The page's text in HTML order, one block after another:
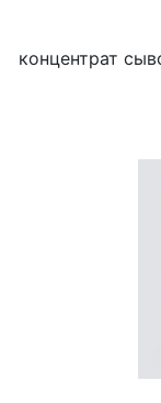
концентрат